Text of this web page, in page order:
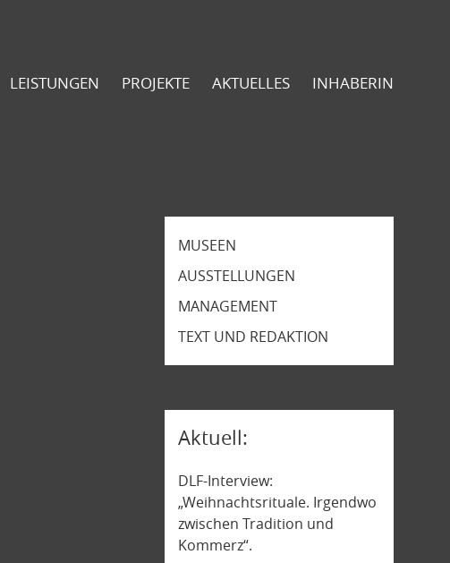
LEISTUNGEN PROJEKTE AKTUELLES INHABERIN
MUSEEN
AUSSTELLUNGEN
MANAGEMENT
TEXT UND REDAKTION
Aktuell
DLF-Interview:
„Weihnachtsrituale. Irgendwo
zwischen Tradition und
Kommerz“.